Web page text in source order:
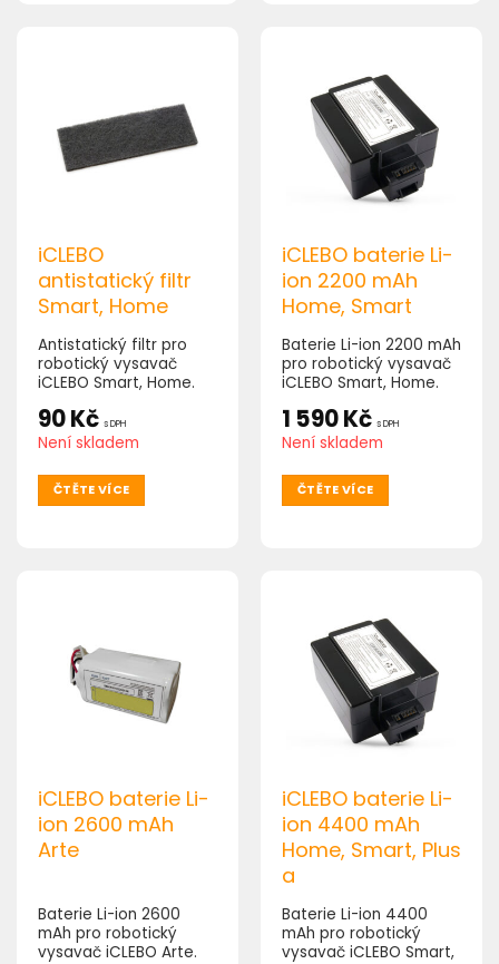
iCLEBO
antistatický filtr
Smart, Home
Antistatický filtr pro
robotický vysavač
iCLEBO Smart, Home.
90Kč s DPH
Není skladem
ČTĚTE VÍCE
iCLEBO baterie Li-
ion 2200 mAh
Home, Smart
Baterie Li-ion 2200 mAh
pro robotický vysavač
iCLEBO Smart, Home.
1 590Kč s DPH
Není skladem
ČTĚTE VÍCE
iCLEBO baterie Li-
ion 2600 mAh
Arte
Baterie Li-ion 2600
mAh pro robotický
vysavač iCLEBO Arte.
iCLEBO baterie Li-
ion 4400 mAh
Home, Smart, Plus
a
Baterie Li-ion 4400
mAh pro robotický
vysavač iCLEBO Smart,